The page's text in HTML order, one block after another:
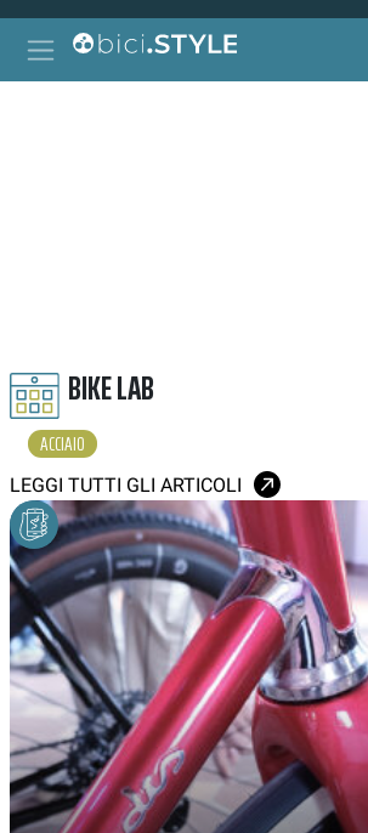
Vai al contenuto
Navigazione principale
Ricerca per:
BIKE LAB
ACCIAIO
LEGGI TUTTI GLI ARTICOLI